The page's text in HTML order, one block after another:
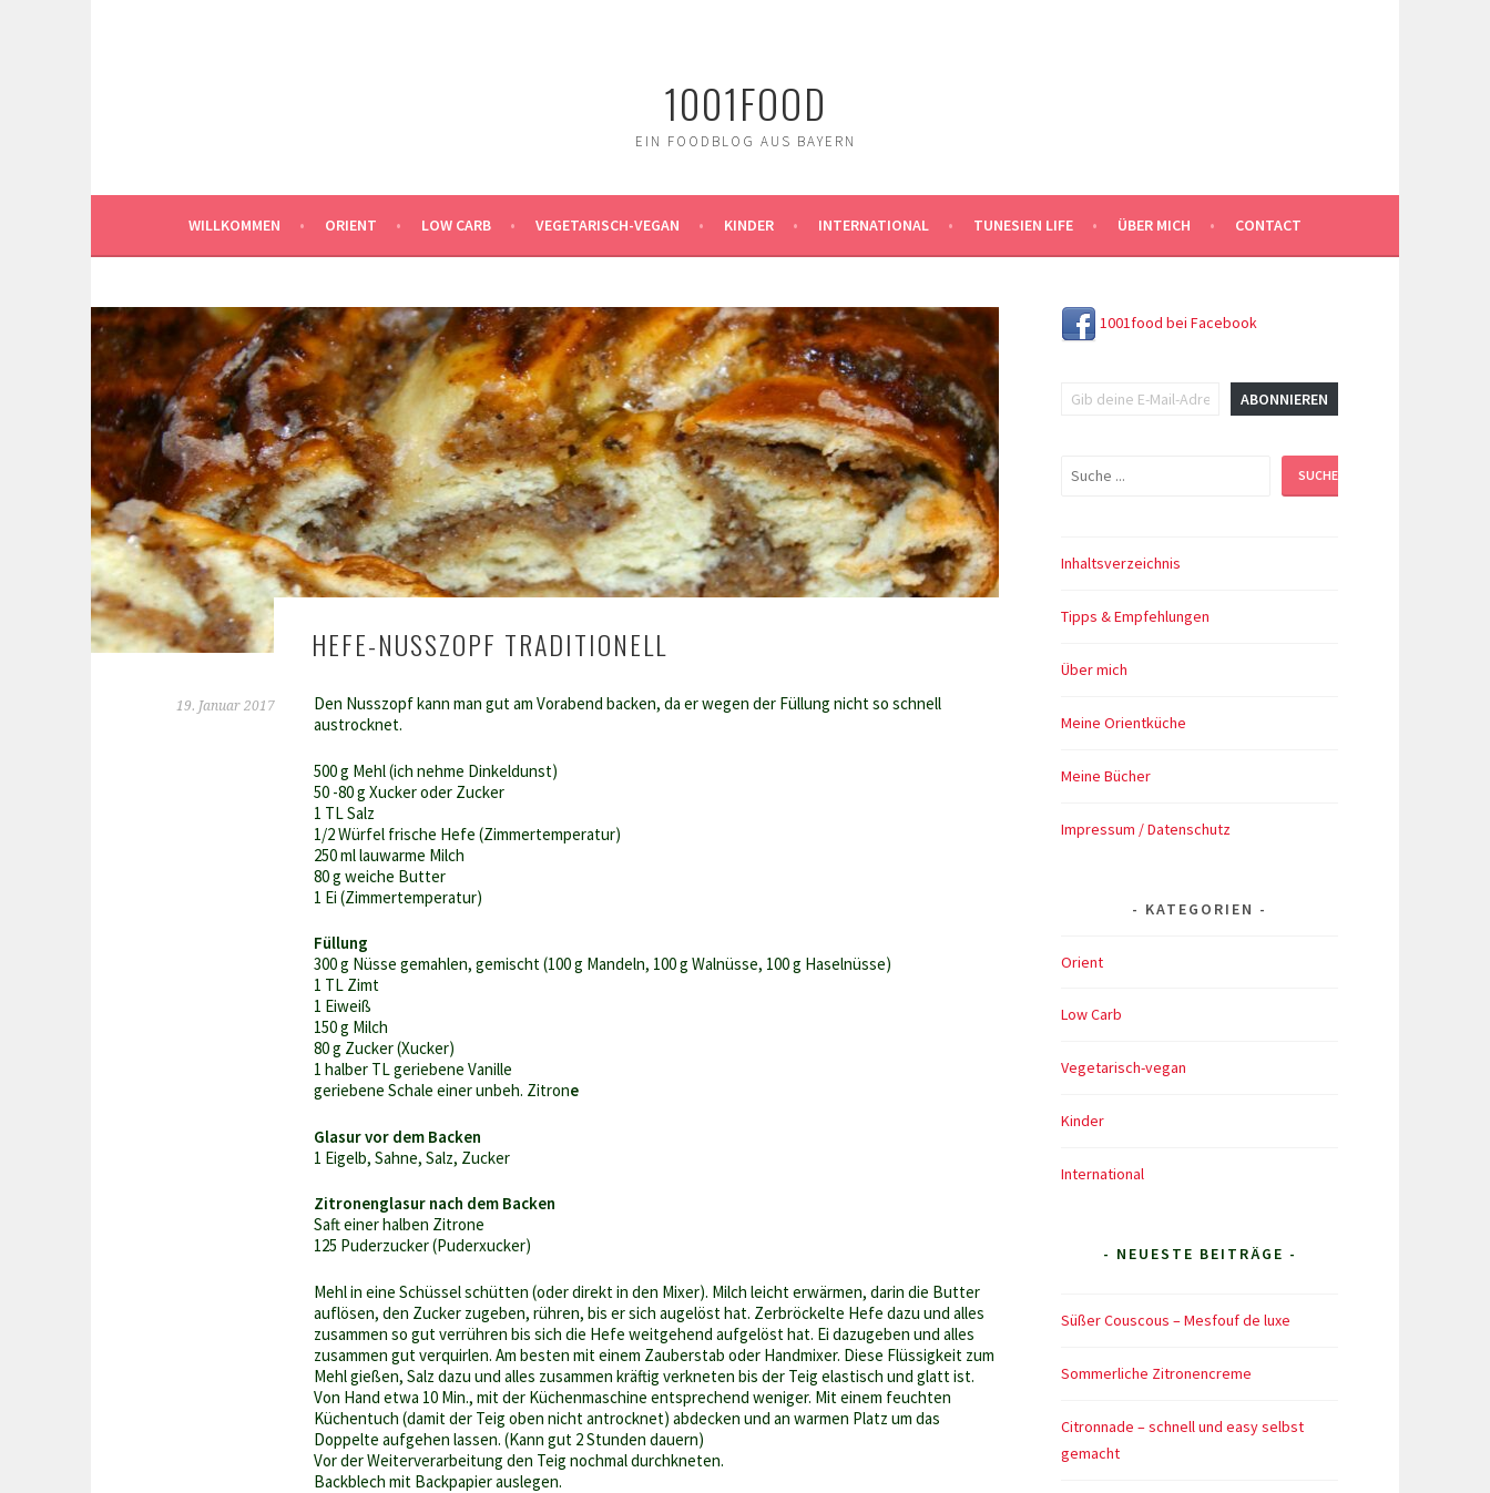
1001FOOD
EIN FOODBLOG AUS BAYERN
WILLKOMMEN ORIENT LOW CARB VEGETARISCH-VEGAN KINDER INTERNATIONAL TUNESIEN LIFE ÜBER MICH CONTACT
HEFE-NUSSZOPF TRADITIONELL
19. Januar 2017
Den Nusszopf kann man gut am Vorabend backen, da er wegen der Füllung nicht so schnell
austrocknet.
500 g Mehl (ich nehme Dinkeldunst)
50 -80 g Xucker oder Zucker
1 TL Salz
1/2 Würfel frische Hefe (Zimmertemperatur)
250 ml lauwarme Milch
80 g weiche Butter
1 Ei (Zimmertemperatur)
Füllung
300 g Nüsse gemahlen, gemischt (100 g Mandeln, 100 g Walnüsse, 100 g Haselnüsse)
1 TL Zimt
1 Eiweiß
150 g Milch
80 g Zucker (Xucker)
1 halber TL geriebene Vanille
geriebene Schale einer unbeh. Zitrone
Glasur vor dem Backen
1 Eigelb, Sahne, Salz, Zucker
Zitronenglasur nach dem Backen
Saft einer halben Zitrone
125 Puderzucker (Puderxucker)
Mehl in eine Schüssel schütten (oder direkt in den Mixer). Milch leicht erwärmen, darin die Butter
auflösen, den Zucker zugeben, rühren, bis er sich augelöst hat. Zerbröckelte Hefe dazu und alles
zusammen so gut verrühren bis sich die Hefe weitgehend aufgelöst hat. Ei dazugeben und alles
zusammen gut verquirlen. Am besten mit einem Zauberstab oder Handmixer. Diese Flüssigkeit zum
Mehl gießen, Salz dazu und alles zusammen kräftig verkneten bis der Teig elastisch und glatt ist.
Von Hand etwa 10 Min., mit der Küchenmaschine entsprechend weniger. Mit einem feuchten
Küchentuch (damit der Teig oben nicht antrocknet) abdecken und an warmen Platz um das
Doppelte aufgehen lassen. (Kann gut 2 Stunden dauern)
Vor der Weiterverarbeitung den Teig nochmal durchkneten.
Backblech mit Backpapier auslegen.
1001food bei Facebook
ABONNIEREN
Suchen SUCHEN
Inhaltsverzeichnis
Tipps & Empfehlungen
Über mich
Meine Orientküche
Meine Bücher
Impressum / Datenschutz
KATEGORIEN
Orient
Low Carb
Vegetarisch-vegan
Kinder
International
- NEUESTE BEITRÄGE -
Süßer Couscous – Mesfouf de luxe
Sommerliche Zitronencreme
Citronnade – schnell und easy selbst
gemacht